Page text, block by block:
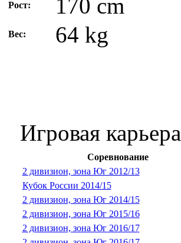
Рост: 170 cm
Вес: 64 kg
Игровая карьера
Соревнование
2 дивизион, зона Юг 2012/13
Кубок России 2014/15
2 дивизион, зона Юг 2014/15
2 дивизион, зона Юг 2015/16
2 дивизион, зона Юг 2016/17